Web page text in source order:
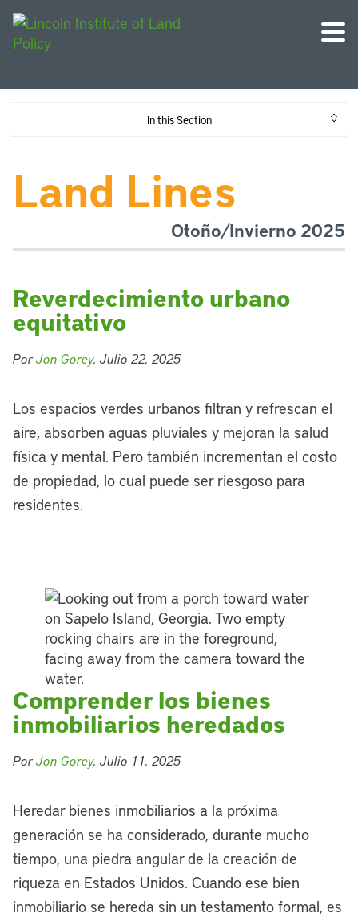
In this Section
Land Lines
Otoño/Invierno 2025
Reverdecimiento urbano
equitativo
PorJon Gorey, Julio 22, 2025
Los espacios verdes urbanos filtran y refrescan el
aire, absorben aguas pluviales y mejoran la salud
física y mental. Pero también incrementan el costo
de propiedad, lo cual puede ser riesgoso para
residentes.
Comprender los bienes
inmobiliarios heredados
PorJon Gorey, Julio 11, 2025
Heredar bienes inmobiliarios a la próxima
generación se ha considerado, durante mucho
tiempo, una piedra angular de la creación de
riqueza en Estados Unidos. Cuando ese bien
inmobiliario se hereda sin un testamento formal, es